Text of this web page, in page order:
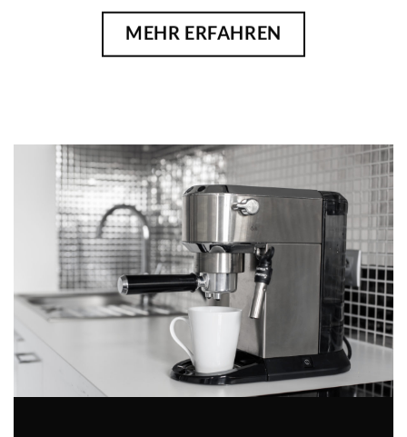
MEHR ERFAHREN